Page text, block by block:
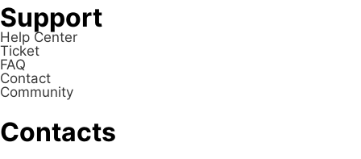
Support
Help Center
Ticket
FAQ
Contact
Community
Contacts